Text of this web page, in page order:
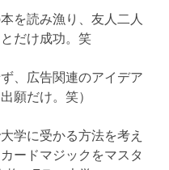
を読み漁り、友人二人
だけ成功。笑
、広告関連のアイデア
願だけ。笑）
学に受かる方法を考え
ードマジックをマスタ